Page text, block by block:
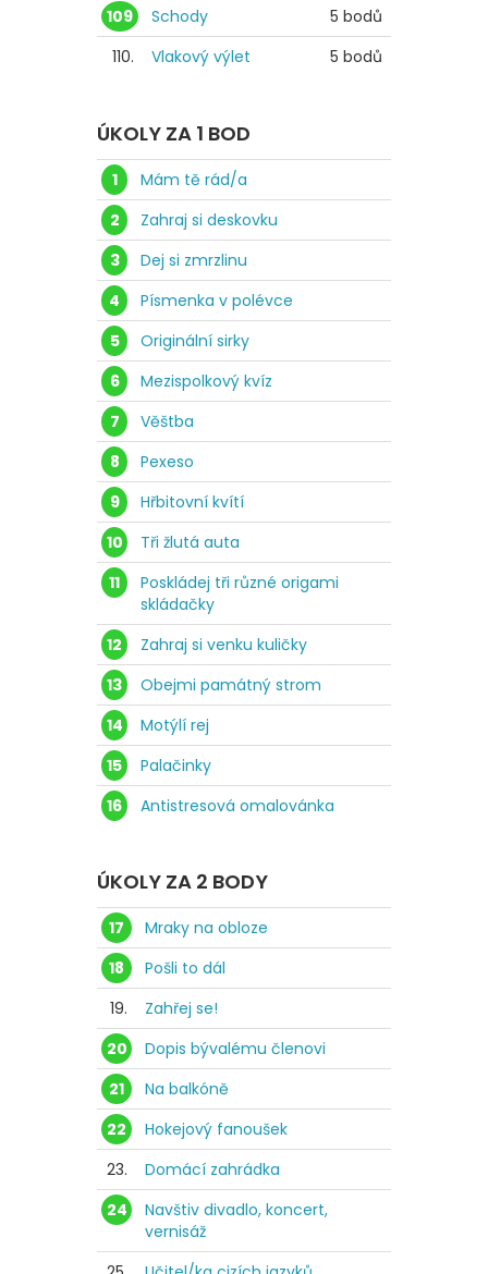
109
Schody
5 bodů
110.
Vlakový výlet 5 bodů
ÚKOLY ZA 1 BOD
1
Mám tě rád/a
2
Zahraj si deskovku
3
Dej si zmrzlinu
4
Písmenka v polévce
5
Originální sirky
6
Mezispolkový kvíz
7
Věštba
8
Pexeso
9
Hřbitovní kvítí
10
Tři žlutá auta
11
Poskládej tři různé origami
skládačky
12
Zahraj si venku kuličky
13
Obejmi památný strom
14
Motýlí rej
15
Palačinky
16
Antistresová omalovánka
ÚKOLY ZA 2 BODY
17
Mraky na obloze
18
Pošli to dál
19.
Zahřej se!
20
Dopis bývalému členovi
21
Na balkóně
22
Hokejový fanoušek
23.
Domácí zahrádka
24
Navštiv divadlo, koncert,
vernisáž